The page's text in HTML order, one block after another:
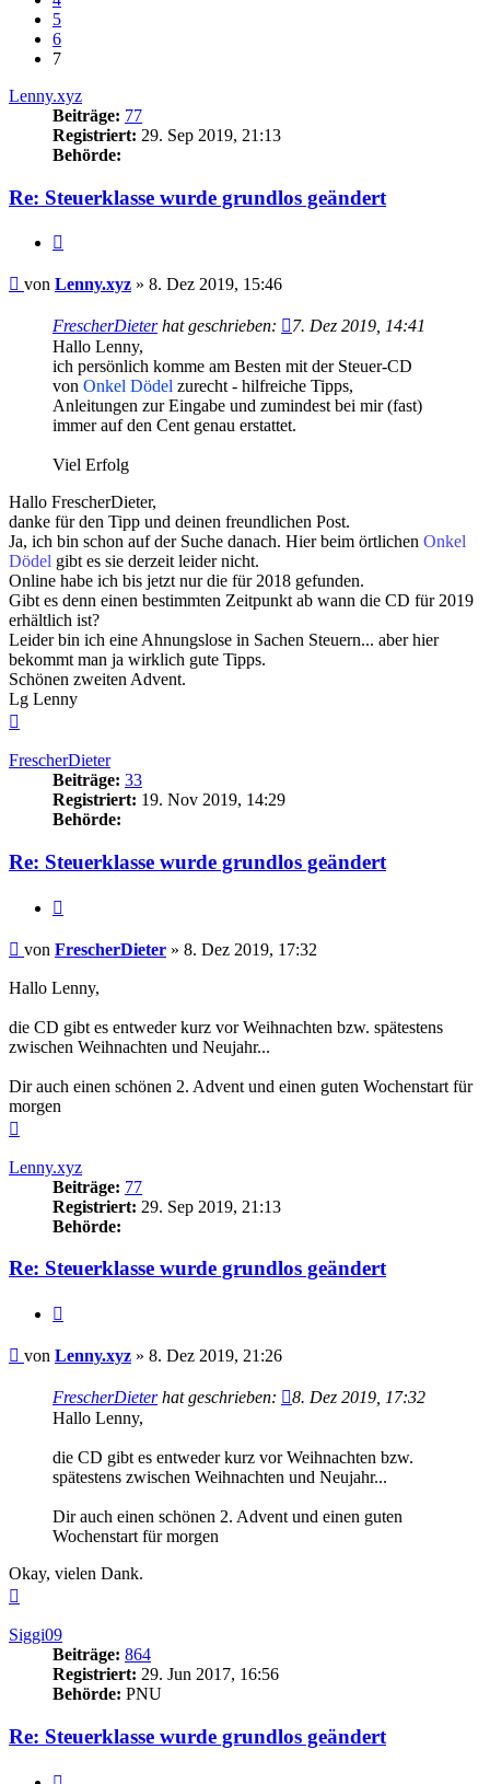
5
6
7
Lenny.xyz
Beiträge: 77
Registriert: 29. Sep 2019, 21:13
Behörde:
Re: Steuerklasse wurde grundlos geändert
Beitrag
von Lenny.xyz » 8. Dez 2019, 15:46
FrescherDieterhat geschrieben:
7. Dez 2019, 14:41
Hallo Lenny,
ich persönlich komme am Besten mit der Steuer-CD
von Onkel Dödel zurecht - hilfreiche Tipps,
Anleitungen zur Eingabe und zumindest bei mir (fast)
immer auf den Cent genau erstattet.
Viel Erfolg
Hallo FrescherDieter,
danke für den Tipp und deinen freundlichen Post.
Ja, ich bin schon auf der Suche danach. Hier beim örtlichen Onkel
Dödel gibt es sie derzeit leider nicht.
Online habe ich bis jetzt nur die für 2018 gefunden.
Gibt es denn einen bestimmten Zeitpunkt ab wann die CD für 2019
erhältlich ist?
Leider bin ich eine Ahnungslose in Sachen Steuern... aber hier
bekommt man ja wirklich gute Tipps.
Schönen zweiten Advent.
Lg Lenny
FrescherDieter
Beiträge: 33
Registriert: 19. Nov 2019, 14:29
Behörde:
Re: Steuerklasse wurde grundlos geändert
Beitrag
von FrescherDieter » 8. Dez 2019, 17:32
Hallo Lenny,
die CD gibt es entweder kurz vor Weihnachten bzw. spätestens
zwischen Weihnachten und Neujahr...
Dir auch einen schönen 2. Advent und einen guten Wochenstart für
morgen
Lenny.xyz
Beiträge: 77
Registriert: 29. Sep 2019, 21:13
Behörde:
Re: Steuerklasse wurde grundlos geändert
Beitrag
von Lenny.xyz » 8. Dez 2019, 21:26
FrescherDieterhat geschrieben:
8. Dez 2019, 17:32
Hallo Lenny,
die CD gibt es entweder kurz vor Weihnachten bzw.
spätestens zwischen Weihnachten und Neujahr...
Dir auch einen schönen 2. Advent und einen guten
Wochenstart für morgen
Okay, vielen Dank.
Siggi09
Beiträge: 864
Registriert: 29. Jun 2017, 16:56
Behörde: PNU
Re: Steuerklasse wurde grundlos geändert